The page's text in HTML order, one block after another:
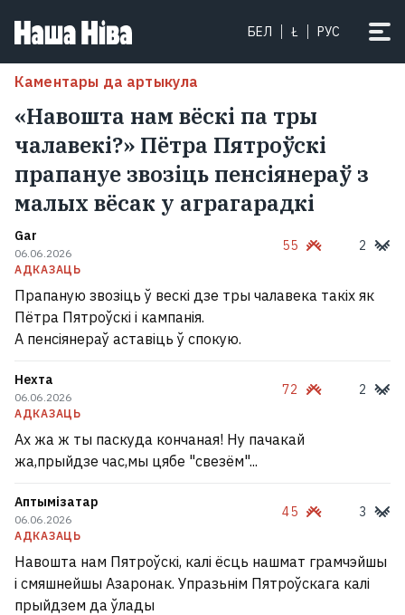
БЕЛ Ł РУС
Каментары да артыкула
«Навошта нам вёскі па тры
чалавекі?» Пётра Пятроўскі
прапануе звозіць пенсіянераў з
малых вёсак у аграгарадкі
Gar
06.06.2026
АДКАЗАЦЬ
55 2
Прапаную звозіць ў вескі дзе тры чалавека такіх як
Пётра Пятроўскі і кампанія.
А пенсіянераў аставіць ў спокую.
Нехта
06.06.2026
АДКАЗАЦЬ
72 2
Ах жа ж ты паскуда кончаная! Ну пачакай
жа,прыйдзе час,мы цябе "свезём"...
Аптымізатар
06.06.2026
АДКАЗАЦЬ
45 3
Навошта нам Пятроўскі, калі ёсць нашмат грамчэйшы
і смяшнейшы Азаронак. Упразьнім Пятроўскага калі
прыйдзем да ўлады